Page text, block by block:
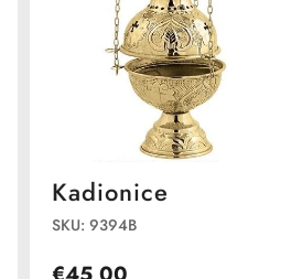
Kadionice
SKU: 9394B